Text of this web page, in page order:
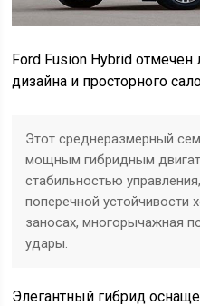
Ford Fusion Hybrid
дизайна и просторного
Этот среднеразмерный
мощным гибридным
стабильностью
поперечной устойчивости
заносах, многорычажная
удары.
Элегантный гибрид